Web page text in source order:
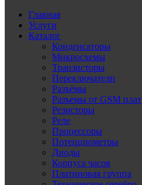
Главная
Услуги
Каталог
Конденсаторы
Микросхемы
Транзисторы
Переключатели
Разъёмы
Разъемы от GSM плат
Резисторы
Реле
Процессоры
Потенциометры
Диоды
Корпуса часов
Платиновая группа